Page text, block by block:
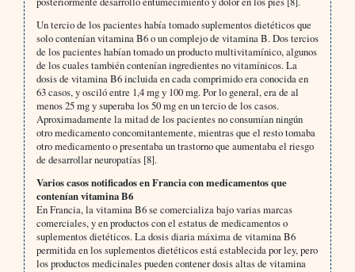
Un tercio de los pacientes había tomado suplementos dietéticos que
solo contenían vitamina B6 o un complejo de vitamina B. Dos tercios
de los pacientes habían tomado un producto multivitamínico, algunos
de los cuales también contenían ingredientes no vitamínicos. La
dosis de vitamina B6 incluida en cada comprimido era conocida en
63 casos, y osciló entre 1,4 mg y 100 mg. Por lo general, era de al
menos 25 mg y superaba los 50 mg en un tercio de los casos.
Aproximadamente la mitad de los pacientes no consumían ningún
otro medicamento concomitantemente, mientras que el resto tomaba
otro medicamento o presentaba un trastorno que aumentaba el riesgo
de desarrollar neuropatías [8].
Varios casos notificados en Francia con medicamentos que
contenían vitamina B6
En Francia, la vitamina B6 se comercializa bajo varias marcas
comerciales, y en productos con el estatus de medicamentos o
suplementos dietéticos. La dosis diaria máxima de vitamina B6
permitida en los suplementos dietéticos está establecida por ley, pero
los productos medicinales pueden contener dosis altas de vitamina